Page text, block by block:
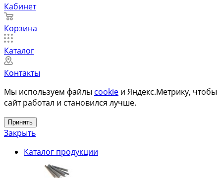
Кабинет
Корзина
Каталог
Контакты
Мы используем файлы cookie и Яндекс.Метрику, чтобы
сайт работал и становился лучше.
Принять
Закрыть
Каталог продукции